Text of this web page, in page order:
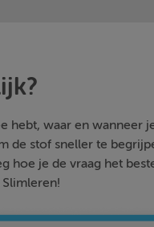
hebt, waar en wanneer
de stof sneller te
hoe je de vraag het